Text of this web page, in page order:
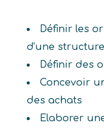
Définir les
d'une structure
Définir des
Concevoir
des achats
Elaborer